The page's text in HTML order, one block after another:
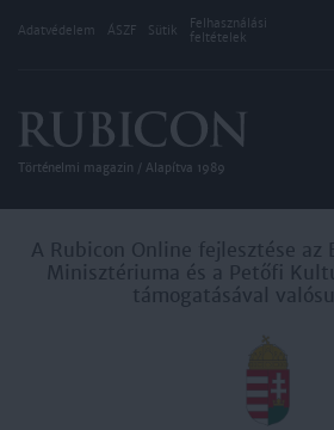
Adatvédelem ÁSZF Sütik
Felhasználási
feltételek
Történelmi magazin / Alapítva 1989
A Rubicon Online fejlesztése az
Minisztériuma és a Petőfi
támogatásával